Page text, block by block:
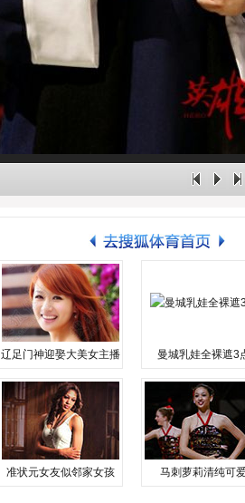
辽足门神迎娶大美女主播 曼城乳娃全裸遮3
准状元女友似邻家女孩 马刺萝莉清纯可